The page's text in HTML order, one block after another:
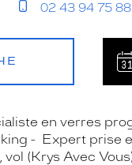
02 43 94 75 88
en verres
Expert prise
(Krys Avec